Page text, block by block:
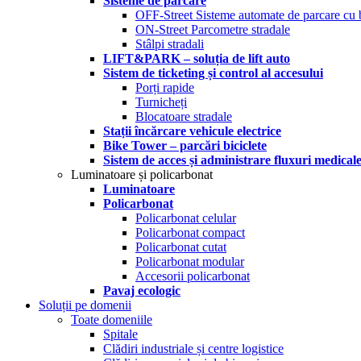
OFF-Street Sisteme automate de parcare cu
ON-Street Parcometre stradale
Stâlpi stradali
LIFT&PARK – soluția de lift auto
Sistem de ticketing și control al accesului
Porți rapide
Turnicheți
Blocatoare stradale
Stații încărcare vehicule electrice
Bike Tower – parcări biciclete
Sistem de acces și administrare fluxuri medicale
Luminatoare și policarbonat
Luminatoare
Policarbonat
Policarbonat celular
Policarbonat compact
Policarbonat cutat
Policarbonat modular
Accesorii policarbonat
Pavaj ecologic
Soluții pe domenii
Toate domeniile
Spitale
Clădiri industriale și centre logistice